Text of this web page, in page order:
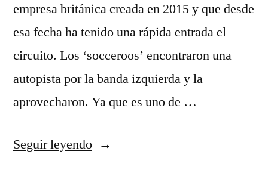
empresa británica creada en 2015 y que desde
esa fecha ha tenido una rápida entrada el
circuito. Los ‘socceroos’ encontraron una
autopista por la banda izquierda y la
aprovecharon. Ya que es uno de …
Seguir leyendo«equipaciones